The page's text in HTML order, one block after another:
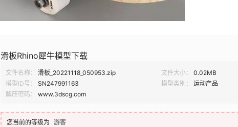
滑板Rhino犀牛模型下载
文件名称： 滑板_20221118_050953.zip 文件大小：
0.02MB
模型ID号：
SN247991163 模型类别：
运动产品
解压密码：
www.3dscg.com
您当前的等级为 游客